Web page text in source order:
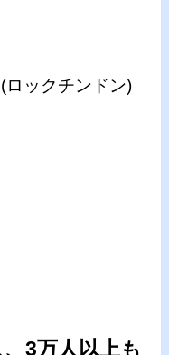
ロックチンドン)
3万人以上も